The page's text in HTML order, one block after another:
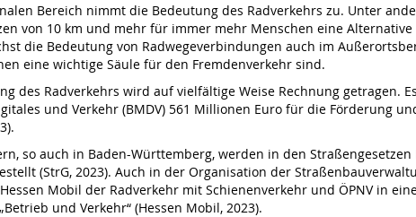
Bereich nimmt die Bedeutung des Radverkehrs zu. Unter
von 10 km und mehr für immer mehr Menschen eine
die Bedeutung von Radwegeverbindungen auch im
eine wichtige Säule für den Fremdenverkehr sind.
des Radverkehrs wird auf vielfältige Weise Rechnung getragen.
und Verkehr (BMDV) 561 Millionen Euro für die Förderung
so auch in Baden-Württemberg, werden in den
(StrG, 2023). Auch in der Organisation der
Mobil der Radverkehr mit Schienenverkehr und ÖPNV in
und Verkehr“ (Hessen Mobil, 2023).